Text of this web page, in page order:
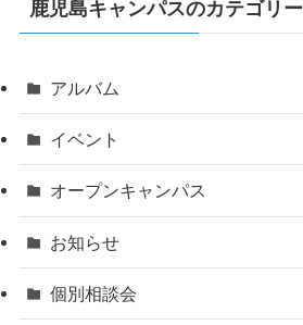
鹿児島キャンパスのカテゴリー
アルバム
イベント
オープンキャンパス
お知らせ
個別相談会